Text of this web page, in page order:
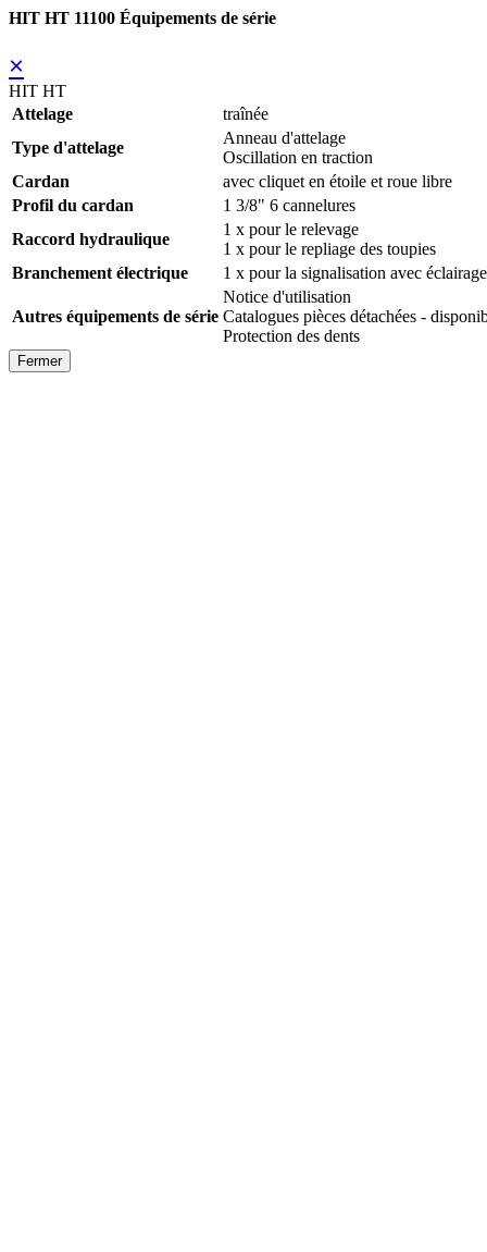
HIT HT 11100 Équipements de série
×
HIT HT
Attelage
traînée
Type d'attelage
Anneau d'attelage
Oscillation en traction
Cardan
avec cliquet en étoile et roue libre
Profil du cardan
1 3/8" 6 cannelures
Raccord hydraulique
1 x pour le relevage
1 x pour le repliage des toupies
Branchement électrique
1 x pour la signalisation avec éclairage
Autres équipements de série
Notice d'utilisation
Catalogues pièces détachées -
Protection des dents
Fermer